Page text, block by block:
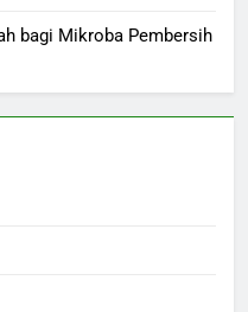
bagi Mikroba Pembersih